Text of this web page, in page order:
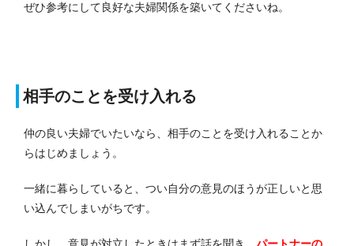
ぜひ参考にして良好な夫婦関係を築いてくださいね。
相手のことを受け入れる
仲の良い夫婦でいたいなら、相手のことを受け入れることか
らはじめましょう。
一緒に暮らしていると、つい自分の意見のほうが正しいと思
い込んでしまいがちです。